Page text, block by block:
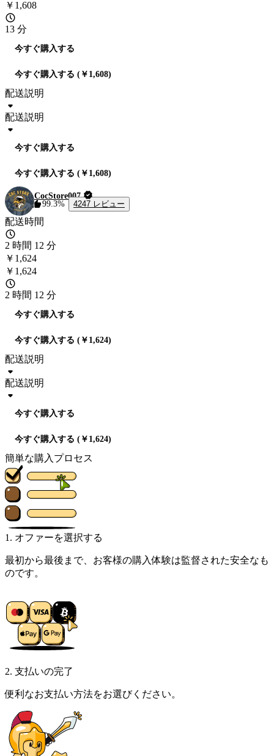
￥1,608
13 分
今すぐ購入する
今すぐ購入する (￥1,608)
配送説明
配送説明
今すぐ購入する
今すぐ購入する (￥1,608)
CocStore007
99.3%
4247 レビュー
配送時間
2 時間 12 分
￥1,624
￥1,624
2 時間 12 分
今すぐ購入する
今すぐ購入する (￥1,624)
配送説明
配送説明
今すぐ購入する
今すぐ購入する (￥1,624)
簡単な購入プロセス
1. オファーを選択する
最初から最後まで、お客様の購入体験は監督された安全なも
のです。
2. 支払いの完了
便利なお支払い方法をお選びください。